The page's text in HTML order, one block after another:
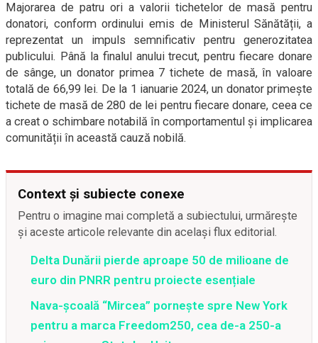
Majorarea de patru ori a valorii tichetelor de masă pentru
donatori, conform ordinului emis de Ministerul Sănătății, a
reprezentat un impuls semnificativ pentru generozitatea
publicului. Până la finalul anului trecut, pentru fiecare donare
de sânge, un donator primea 7 tichete de masă, în valoare
totală de 66,99 lei. De la 1 ianuarie 2024, un donator primește
tichete de masă de 280 de lei pentru fiecare donare, ceea ce
a creat o schimbare notabilă în comportamentul și implicarea
comunității în această cauză nobilă.
Context și subiecte conexe
Pentru o imagine mai completă a subiectului, urmărește
și aceste articole relevante din același flux editorial.
Delta Dunării pierde aproape 50 de milioane de
euro din PNRR pentru proiecte esențiale
Nava-școală “Mircea” pornește spre New York
pentru a marca Freedom250, cea de-a 250-a